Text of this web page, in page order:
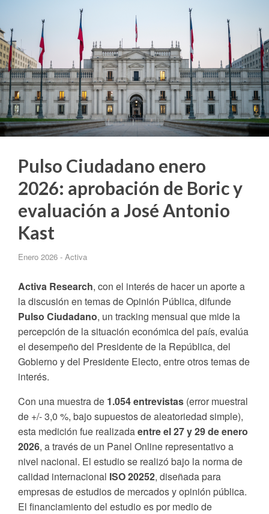
Pulso Ciudadano enero
2026: aprobación de Boric y
evaluación a José Antonio
Kast
Enero 2026 - Activa
Activa Research, con el interés de hacer un aporte a
la discusión en temas de Opinión Pública, difunde
Pulso Ciudadano, un tracking mensual que mide la
percepción de la situación económica del país, evalúa
el desempeño del Presidente de la República, del
Gobierno y del Presidente Electo, entre otros temas de
interés.
Con una muestra de 1.054 entrevistas (error muestral
de +/- 3,0 %, bajo supuestos de aleatoriedad simple),
esta medición fue realizadaentre el 27 y 29 de enero
2026, a través de un Panel Online representativo a
nivel nacional. El estudio se realizó bajo la norma de
calidad internacional ISO 20252, diseñada para
empresas de estudios de mercados y opinión pública.
El financiamiento del estudio es por medio de